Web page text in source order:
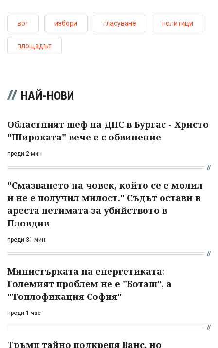
вот избори гласуване политици
площадът
НАЙ-НОВИ
Областният шеф на ДПС в Бургас - Христо
"Широката" вече е с обвинение
преди 2 мин
"Смазването на човек, който се е молил
и не е получил милост." Съдът остави в
ареста петимата за убийството в
Пловдив
преди 31 мин
Министърката на енергетиката:
Големият проблем не е "Боташ", а
"Топлофикация София"
преди 1 час
Тръмп тайно подкрепя Ванс, но